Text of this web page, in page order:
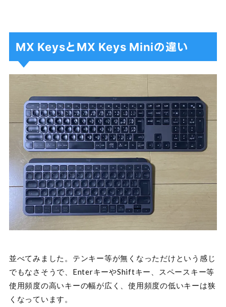
MX KeysとMX Keys Miniの違い
並べてみました。テンキー等が無くなっただけという感じ
でもなさそうで、EnterキーやShiftキー、スペースキー等
使用頻度の高いキーの幅が広く、使用頻度の低いキーは狭
くなっています。